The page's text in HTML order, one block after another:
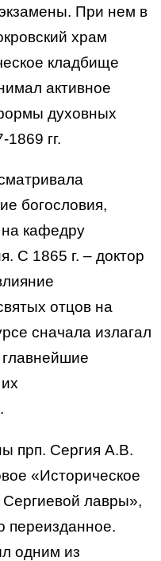
При нем в
храм
кладбище
активное
духовных
гг.
богословия,
кафедру
С 1865 г. – доктор
отцов на
сначала излагал
прп. Сергия А.В.
«Историческое
лавры»,
переизданное.
одним из